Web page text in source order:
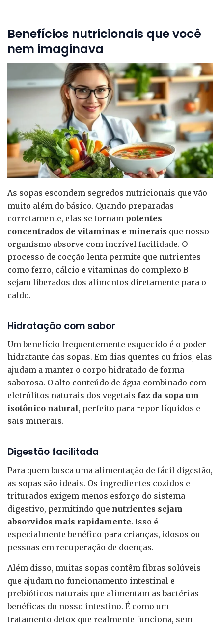
Benefícios nutricionais que você
nem imaginava
As sopas escondem segredos nutricionais que vão
muito além do básico. Quando preparadas
corretamente, elas se tornam potentes
concentrados de vitaminas e minerais que nosso
organismo absorve com incrível facilidade. O
processo de cocção lenta permite que nutrientes
como ferro, cálcio e vitaminas do complexo B
sejam liberados dos alimentos diretamente para o
caldo.
Hidratação com sabor
Um benefício frequentemente esquecido é o poder
hidratante das sopas. Em dias quentes ou frios, elas
ajudam a manter o corpo hidratado de forma
saborosa. O alto conteúdo de água combinado com
eletrólitos naturais dos vegetais faz da sopa um
isotônico natural, perfeito para repor líquidos e
sais minerais.
Digestão facilitada
Para quem busca uma alimentação de fácil digestão,
as sopas são ideais. Os ingredientes cozidos e
triturados exigem menos esforço do sistema
digestivo, permitindo que nutrientes sejam
absorvidos mais rapidamente. Isso é
especialmente benéfico para crianças, idosos ou
pessoas em recuperação de doenças.
Além disso, muitas sopas contêm fibras solúveis
que ajudam no funcionamento intestinal e
prebióticos naturais que alimentam as bactérias
benéficas do nosso intestino. É como um
tratamento detox que realmente funciona, sem